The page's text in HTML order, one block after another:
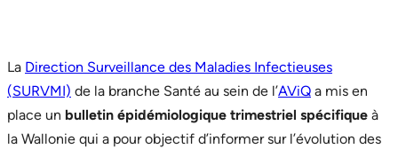
La Direction Surveillance des Maladies Infectieuses
(SURVMI) de la branche Santé au sein de l’AViQ a mis en
place un bulletin épidémiologique trimestriel spécifique à
la Wallonie qui a pour objectif d’informer sur l’évolution des